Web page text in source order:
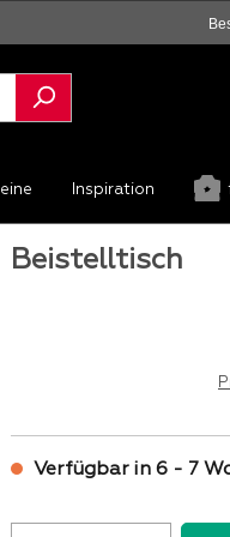
Inspiration
Beistelltisch
Verfügbar in 6 - 7